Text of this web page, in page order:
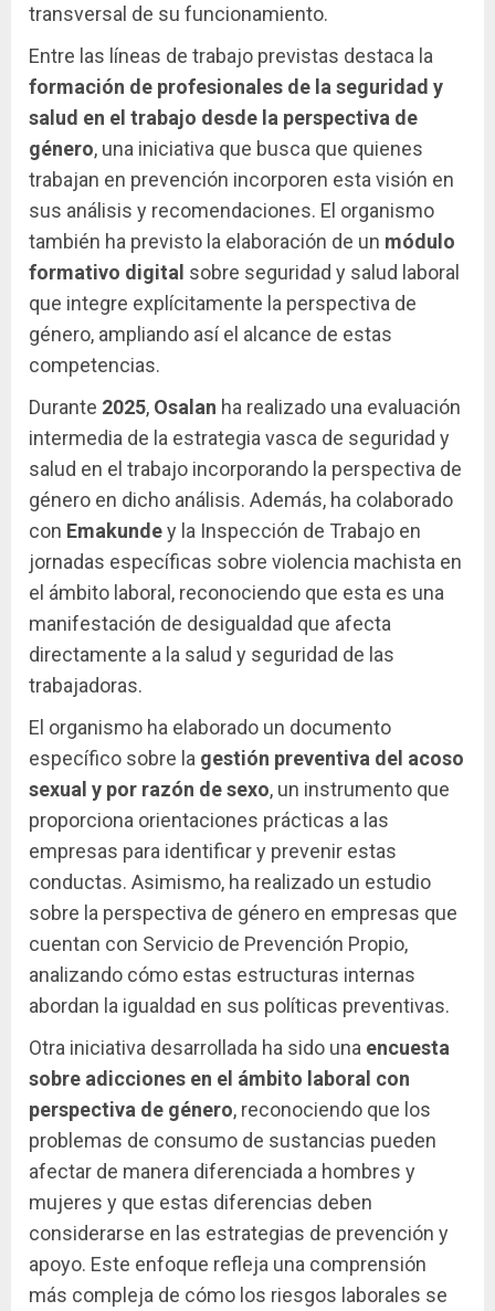
transversal de su funcionamiento.
Entre las líneas de trabajo previstas destaca la
formación de profesionales de la seguridad y
salud en el trabajo desde la perspectiva de
género, una iniciativa que busca que quienes
trabajan en prevención incorporen esta visión en
sus análisis y recomendaciones. El organismo
también ha previsto la elaboración de un módulo
formativo digital sobre seguridad y salud laboral
que integre explícitamente la perspectiva de
género, ampliando así el alcance de estas
competencias.
Durante 2025, Osalan ha realizado una evaluación
intermedia de la estrategia vasca de seguridad y
salud en el trabajo incorporando la perspectiva de
género en dicho análisis. Además, ha colaborado
con Emakundey la Inspección de Trabajo en
jornadas específicas sobre violencia machista en
el ámbito laboral, reconociendo que esta es una
manifestación de desigualdad que afecta
directamente a la salud y seguridad de las
trabajadoras.
El organismo ha elaborado un documento
específico sobre la gestión preventiva del acoso
sexual y por razón de sexo, un instrumento que
proporciona orientaciones prácticas a las
empresas para identificar y prevenir estas
conductas. Asimismo, ha realizado un estudio
sobre la perspectiva de género en empresas que
cuentan con Servicio de Prevención Propio,
analizando cómo estas estructuras internas
abordan la igualdad en sus políticas preventivas.
Otra iniciativa desarrollada ha sido una encuesta
sobre adicciones en el ámbito laboral con
perspectiva de género, reconociendo que los
problemas de consumo de sustancias pueden
afectar de manera diferenciada a hombres y
mujeres y que estas diferencias deben
considerarse en las estrategias de prevención y
apoyo. Este enfoque refleja una comprensión
más compleja de cómo los riesgos laborales se